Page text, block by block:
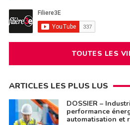
TOUTES LES
ARTICLES LES PLUS LUS
DOSSIER –
performance
automatisation et